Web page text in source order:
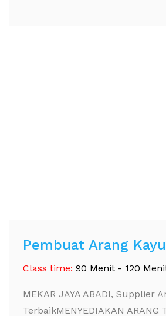
Pembuat Arang
Class time: 90 Menit - 120
MEKAR JAYA ABADI, Supplier
TerbaikMENYEDIAKAN ARANG